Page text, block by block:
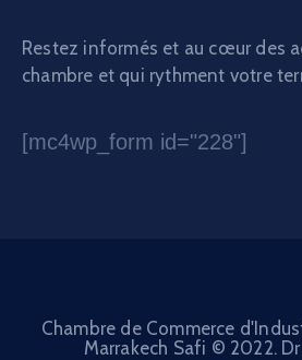
Restez informés et au cœur des
chambre et qui rythment votre
[mc4wp_form id="228"]
Chambre de Commerce
Marrakech Safi © 2022.